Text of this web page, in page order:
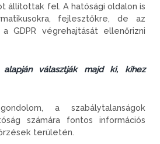
állítottak fel. A hatósági oldalon is
fejlesztőkre, de az
GDPR végrehajtását ellenőrizni
választják majd ki, kihez
a szabálytalanságok
számára fontos információs
területén.